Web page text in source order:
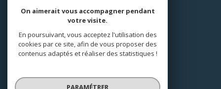
Politique RGPD
Cookies
On aimerait vous accompagner pendant
votre visite.
En poursuivant, vous acceptez l'utilisation des
cookies par ce site, afin de vous proposer des
contenus adaptés et réaliser des statistiques !
PARAMÉTRER